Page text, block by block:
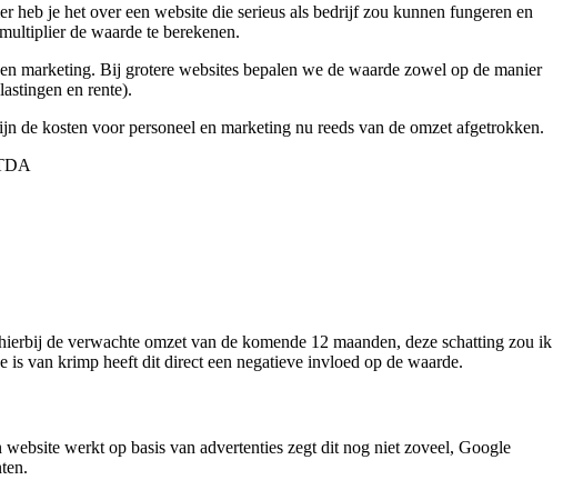
heb je het over een website die serieus als bedrijf zou kunnen fungeren en
de waarde te berekenen.
marketing. Bij grotere websites bepalen we de waarde zowel op de manier
en rente).
kosten voor personeel en marketing nu reeds van de omzet afgetrokken.
de verwachte omzet van de komende 12 maanden, deze schatting zou ik
is van krimp heeft dit direct een negatieve invloed op de waarde.
werkt op basis van advertenties zegt dit nog niet zoveel, Google